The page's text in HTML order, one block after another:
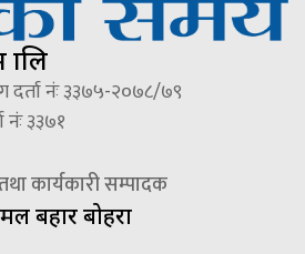
दर्ता नंः ३३७५-२०७८/७९
३३७१
कार्यकारी सम्पादक
बहादुर बोहरा